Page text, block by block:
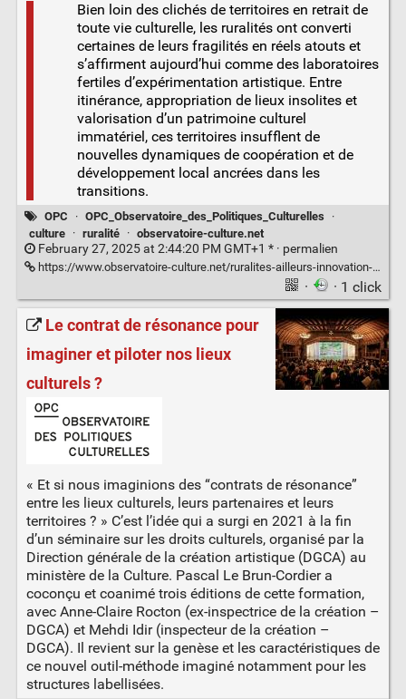
Bien loin des clichés de territoires en retrait de
toute vie culturelle, les ruralités ont converti
certaines de leurs fragilités en réels atouts et
s’affirment aujourd’hui comme des laboratoires
fertiles d’expérimentation artistique. Entre
itinérance, appropriation de lieux insolites et
valorisation d’un patrimoine culturel
immatériel, ces territoires insufflent de
nouvelles dynamiques de coopération et de
développement local ancrées dans les
transitions.
OPC · OPC_Observatoire_des_Politiques_Culturelles
·
culture
· ruralité · observatoire-culture.net
February 27, 2025 at 2:44:20 PM GMT+1 * · permalien
https://www.observatoire-culture.net/ruralites-ailleurs-innovation-culturelle/
· · 1 click
Le contrat de résonance pour
imaginer et piloter nos lieux
culturels ?
« Et si nous imaginions des “contrats de résonance”
entre les lieux culturels, leurs partenaires et leurs
territoires ? » C’est l’idée qui a surgi en 2021 à la fin
d’un séminaire sur les droits culturels, organisé par la
Direction générale de la création artistique (DGCA) au
ministère de la Culture. Pascal Le Brun-Cordier a
coconçu et coanimé trois éditions de cette formation,
avec Anne-Claire Rocton (ex-inspectrice de la création –
DGCA) et Mehdi Idir (inspecteur de la création –
DGCA). Il revient sur la genèse et les caractéristiques de
ce nouvel outil-méthode imaginé notamment pour les
structures labellisées.